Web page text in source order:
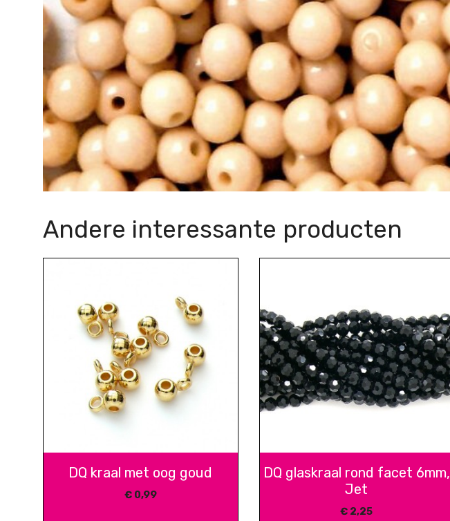
Andere interessante producten
DQ kraal met oog goud
€0,99
DQ glaskraal rond facet 6mm,
Jet
€ 2,25